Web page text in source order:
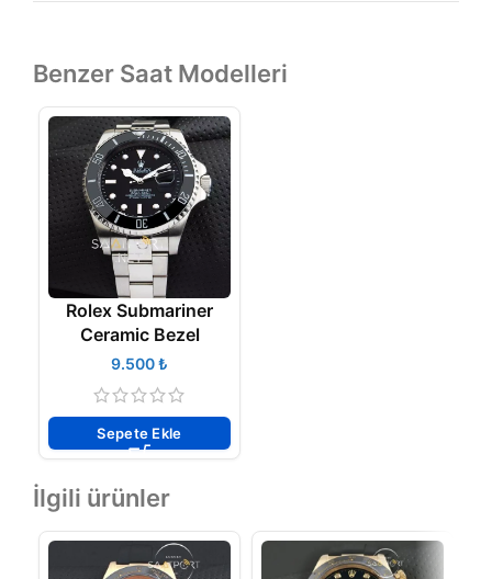
Benzer Saat Modelleri
Rolex Submariner
Ceramic Bezel
₺
Sepete Ekle
İlgili ürünler